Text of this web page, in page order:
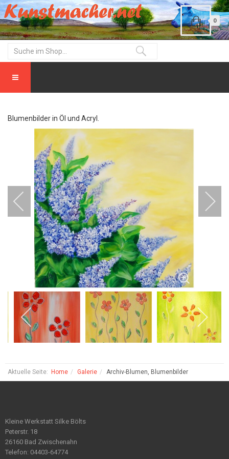
0
Blumenbilder in Öl und Acryl.
Aktuelle Seite: Home Galerie Archiv-Blumen, Blumenbilder
Kleine Werkstatt Silke Bölts
Peterstr. 18
26160 Bad Zwischenahn
Telefon: 04403-64774